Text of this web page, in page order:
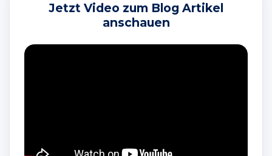
Jetzt Video zum Blog Artikel
anschauen